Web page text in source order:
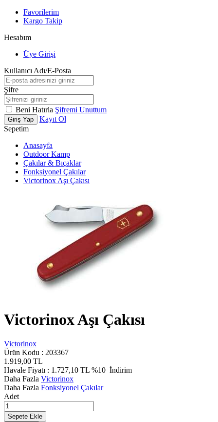
Favorilerim
Kargo Takip
Hesabım
Üye Girişi
Kullanıcı Adı/E-Posta
Şifre
Beni Hatırla Şifremi Unuttum
Giriş Yap
Kayıt Ol
Sepetim
Anasayfa
Outdoor Kamp
Çakılar & Bıçaklar
Fonksiyonel Çakılar
Victorinox Aşı Çakısı
Victorinox Aşı Çakısı
Victorinox
Ürün Kodu : 203367
1.919,00 TL
Havale Fiyatı : 1.727,10 TL %10 İndirim
Daha Fazla Victorinox
Daha Fazla Fonksiyonel Çakılar
Adet
Sepete Ekle